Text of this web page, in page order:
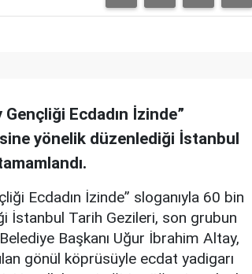
Ecdadın İzinde”
yönelik düzenlediği İstanbul
Ecdadın İzinde” sloganıyla 60 bin
İstanbul Tarih Gezileri, son grubun
Başkanı Uğur İbrahim Altay,
gönül köprüsüyle ecdat yadigarı